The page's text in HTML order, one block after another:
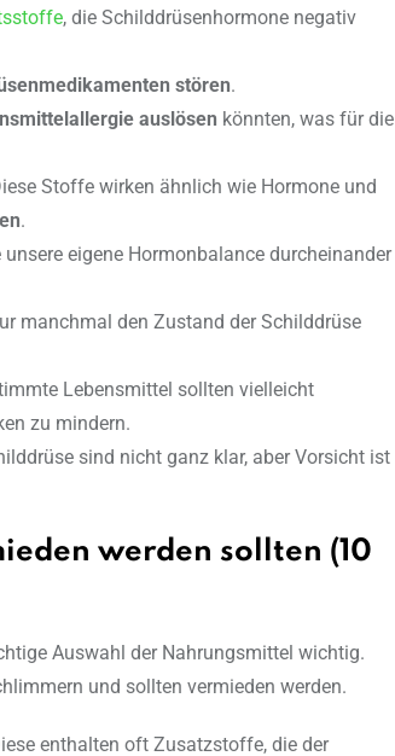
, die Schilddrüsenhormone negativ
stören.
auslösen könnten, was für die
Stoffe wirken ähnlich wie Hormone und
.
eigene Hormonbalance durcheinander
manchmal den Zustand der Schilddrüse
Lebensmittel sollten vielleicht
zu mindern.
sind nicht ganz klar, aber Vorsicht ist
werden sollten (10
Auswahl der Nahrungsmittel wichtig.
und sollten vermieden werden.
enthalten oft Zusatzstoffe, die der